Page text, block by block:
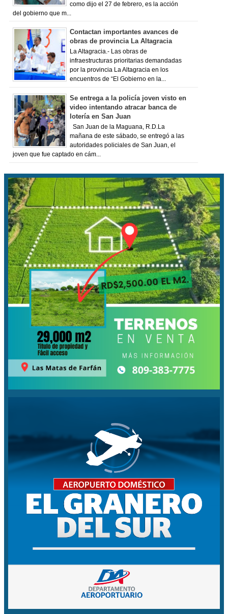
como dijo el 27 de febrero, es la acción
del gobierno que m...
Contactan importantes avances de
obras de provincia La Altagracia
La Altagracia.- Las obras de
infraestructuras prioritarias demandadas
por la provincia La Altagracia en los
encuentros de “El Gobierno en la...
Se entrega a la policía joven visto en
video intentando atracar banca de
lotería en San Juan
San Juan de la Maguana, R.D.La
mañana de este sábado, se entregó a las
autoridades policiales de San Juan, el
joven que fue captado en cám...